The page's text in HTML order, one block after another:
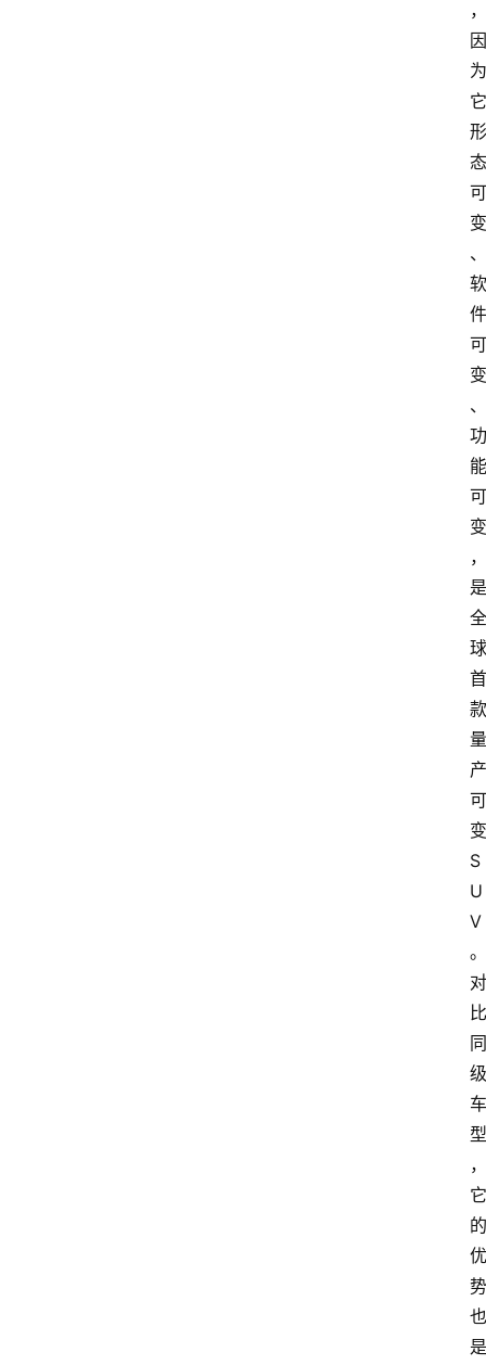
，
因
为
它
形
态
可
变
、
软
件
可
变
、
功
能
可
变
，
是
全
球
首
款
量
产
可
变
S
U
V
。
对
比
同
级
车
型
，
它
的
优
势
也
是